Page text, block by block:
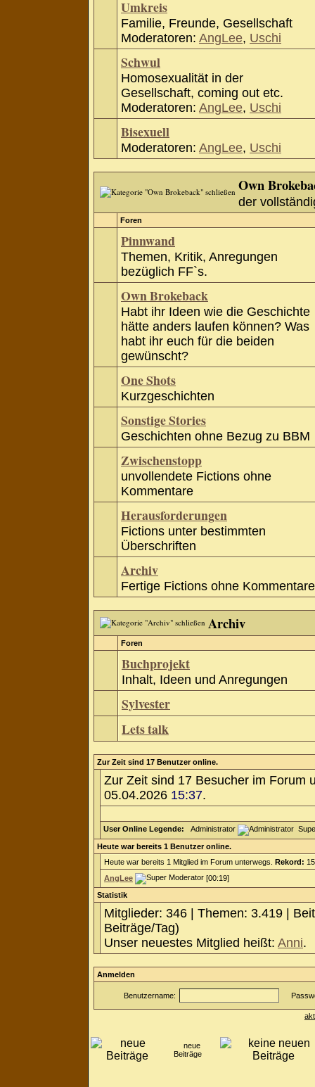
Umkreis
Familie, Freunde, Gesellschaft
Moderatoren: AngLee, Uschi
Schwul
Homosexualität in der
Gesellschaft, coming out etc.
Moderatoren: AngLee, Uschi
Bisexuell
Moderatoren: AngLee, Uschi
Own
der
Foren
Pinnwand
Themen, Kritik, Anregungen
bezüglich FF`s.
Own Brokeback
Habt ihr Ideen wie die Geschichte
hätte anders laufen können? Was
habt ihr euch für die beiden
gewünscht?
One Shots
Kurzgeschichten
Sonstige Stories
Geschichten ohne Bezug zu BBM
Zwischenstopp
unvollendete Fictions ohne
Kommentare
Herausforderungen
Fictions unter bestimmten
Überschriften
Archiv
Fertige Fictions ohne Kommentare
Archiv
Foren
Buchprojekt
Inhalt, Ideen und Anregungen
Sylvester
Lets talk
Zur Zeit sind 17 Benutzer online.
Zur Zeit sind 17 Besucher im Forum
05.04.2026 15:37.
User Online Legende: Administrator
Heute war bereits 1 Benutzer online.
Heute war bereits 1 Mitglied im Forum unterwegs. Rekord:
AngLee
[00:19]
Statistik
Mitglieder: 346 | Themen: 3.419 |
Beiträge/Tag)
Unser neuestes Mitglied heißt: Anni.
Anmelden
Benutzername:
neue
Beiträge